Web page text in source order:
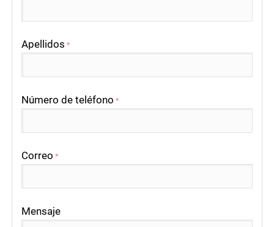
Apellidos *
Número de teléfono *
Correo *
Mensaje